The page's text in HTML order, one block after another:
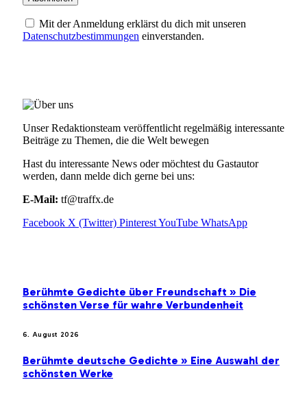
Mit der Anmeldung erklärst du dich mit unseren
Datenschutzbestimmungen einverstanden.
Unser Redaktionsteam veröffentlicht regelmäßig interessante
Beiträge zu Themen, die die Welt bewegen
Hast du interessante News oder möchtest du Gastautor
werden, dann melde dich gerne bei uns:
E-Mail: tf@traffx.de
Facebook X (Twitter) PinterestYouTube WhatsApp
Berühmte Gedichte über Freundschaft » Die
schönsten Verse für wahre Verbundenheit
6. August 2026
Berühmte deutsche Gedichte » Eine Auswahl der
schönsten Werke